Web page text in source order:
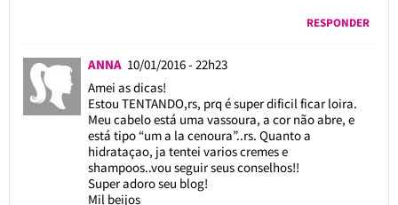
RESPONDER
ANNA 10/01/2016 - 22h23
Amei as dicas!
Estou TENTANDO,rs, prq é super dificil ficar loira.
Meu cabelo está uma vassoura, a cor não abre, e
está tipo “um a la cenoura”..rs. Quanto a
hidrataçao, ja tentei varios cremes e
shampoos..vou seguir seus conselhos!!
Super adoro seu blog!
Mil beijos